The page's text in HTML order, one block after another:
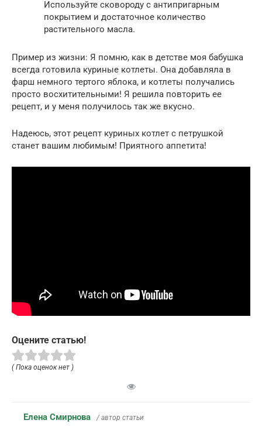
Используйте сковороду с антипригарным
покрытием и достаточное количество
растительного масла.
Пример из жизни: Я помню, как в детстве моя бабушка
всегда готовила куриные котлеты. Она добавляла в
фарш немного тертого яблока, и котлеты получались
просто восхитительными! Я решила повторить ее
рецепт, и у меня получилось так же вкусно.
Надеюсь, этот рецепт куриных котлет с петрушкой
станет вашим любимым! Приятного аппетита!
Оцените статью!
( Пока оценок нет )
Елена Смирнова / автор статьи